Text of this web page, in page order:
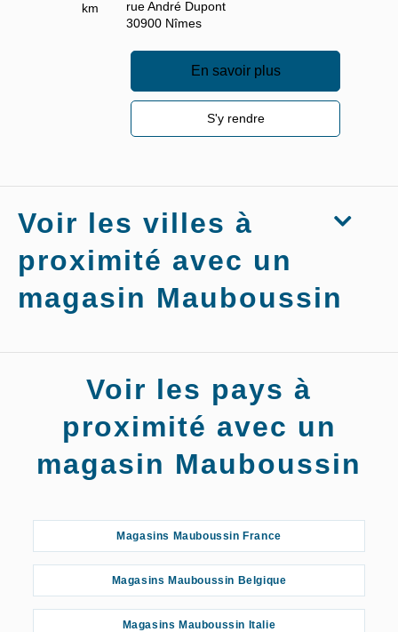
km
rue André Dupont
30900 Nîmes
En savoir plus
S'y rendre
Voir les villes à
proximité avec un
magasin Mauboussin
Mauboussin
AvignonVoir les pays à
proximité avec un
magasin Mauboussin
Magasins Mauboussin France
Magasins Mauboussin Belgique
Magasins Mauboussin Italie